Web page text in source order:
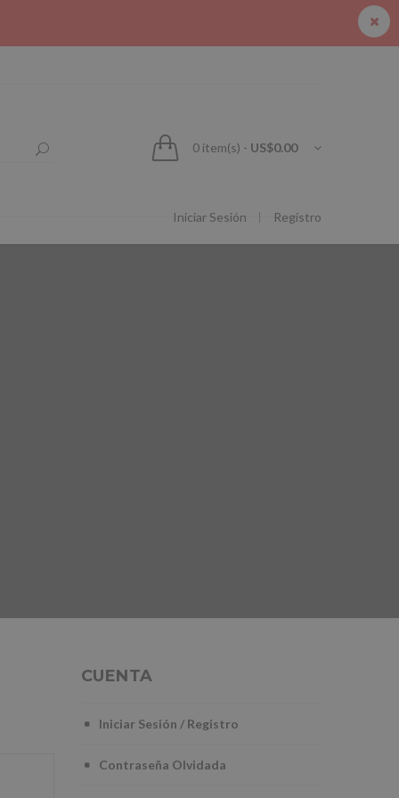
0 item(s) - US$0.00
Iniciar Sesión Registro
CUENTA
Iniciar Sesión / Registro
Contraseña Olvidada